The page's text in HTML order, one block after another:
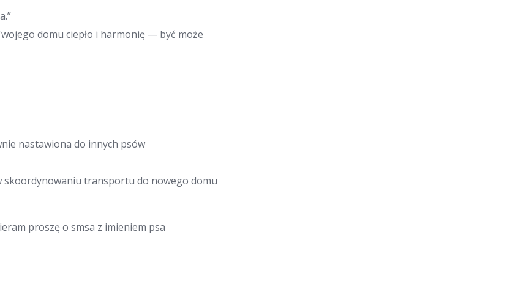
domu ciepło i harmonię — być może
nastawiona do innych psów
skoordynowaniu transportu do nowego domu
proszę o smsa z imieniem psa